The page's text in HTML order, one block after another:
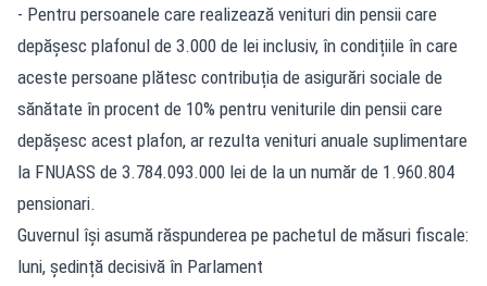
- Pentru persoanele care realizează venituri din pensii care
depășesc plafonul de 3.000 de lei inclusiv, în condițiile în care
aceste persoane plătesc contribuția de asigurări sociale de
sănătate în procent de 10% pentru veniturile din pensii care
depășesc acest plafon, ar rezulta venituri anuale suplimentare
la FNUASS de 3.784.093.000 lei de la un număr de 1.960.804
pensionari.
Guvernul își asumă răspunderea pe pachetul de măsuri fiscale:
luni, ședință decisivă în Parlament